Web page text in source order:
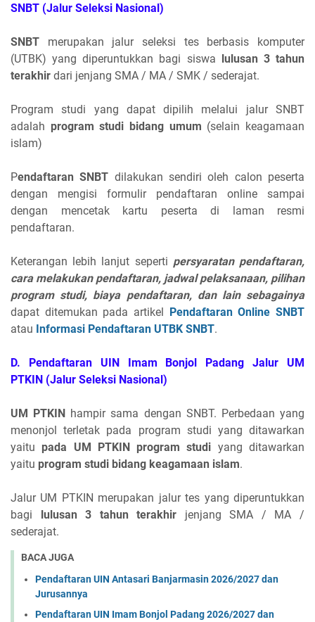
SNBT (Jalur Seleksi Nasional)
SNBT merupakan jalur seleksi tes berbasis komputer
(UTBK) yang diperuntukkan bagi siswa
lulusan 3 tahun
terakhir dari jenjang SMA / MA / SMK / sederajat.
Program studi yang dapat dipilih melalui jalur SNBT
adalah program studi bidang umum (selain keagamaan
islam)
Pendaftaran SNBT dilakukan sendiri oleh calon peserta
dengan mengisi formulir pendaftaran online sampai
dengan mencetak kartu peserta di laman resmi
pendaftaran.
Keterangan lebih lanjut seperti persyaratan pendaftaran,
cara melakukan pendaftaran, jadwal pelaksanaan, pilihan
program studi, biaya pendaftaran, dan lain sebagainya
dapat ditemukan pada artikel
Pendaftaran Online SNBT
atau Informasi Pendaftaran UTBK SNBT.
D. Pendaftaran UIN Imam Bonjol Padang Jalur UM
PTKIN (Jalur Seleksi Nasional)
UM PTKIN
hampir sama dengan SNBT. Perbedaan yang
menonjol terletak pada program studi yang ditawarkan
yaitu pada UM PTKIN program studi yang ditawarkan
yaitu program studi bidang keagamaan islam.
Jalur UM PTKIN merupakan jalur tes yang diperuntukkan
bagi lulusan 3 tahun terakhir jenjang SMA / MA /
sederajat.
BACA JUGA
Pendaftaran UIN Antasari Banjarmasin 2026/2027 dan
Jurusannya
Pendaftaran UIN Imam Bonjol Padang 2026/2027 dan